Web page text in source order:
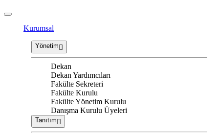
Kurumsal
Yönetim
Dekan
Dekan Yardımcıları
Fakülte Sekreteri
Fakülte Kurulu
Fakülte Yönetim Kurulu
Danışma Kurulu Üyeleri
Tanıtım